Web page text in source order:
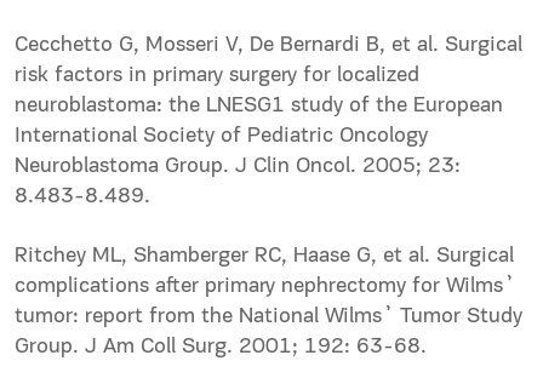
Cecchetto G, Mosseri V, De Bernardi B, et al. Surgical
risk factors in primary surgery for localized
neuroblastoma: the LNESG1 study of the European
International Society of Pediatric Oncology
Neuroblastoma Group. J Clin Oncol. 2005; 23:
8.483-8.489.
Ritchey ML, Shamberger RC, Haase G, et al. Surgical
complications after primary nephrectomy for Wilms᾽
tumor: report from the National Wilms᾽ Tumor Study
Group. J Am Coll Surg. 2001; 192: 63-68.